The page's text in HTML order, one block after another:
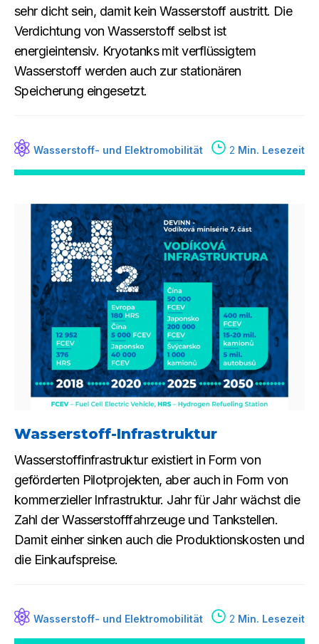
sehr dicht sein, damit kein Wasserstoff austritt. Die
Verdichtung von Wasserstoff selbst ist
energieintensiv. Kryotanks mit verflüssigtem
Wasserstoff werden auch zur stationären
Speicherung eingesetzt.
Wasserstoff- und Elektromobilität 2 Min. Lesezeit
Wasserstoff-Infrastruktur
Wasserstoffinfrastruktur existiert in Form von
geförderten Pilotprojekten, aber auch in Form von
kommerzieller Infrastruktur. Jahr für Jahr wächst die
Zahl der Wasserstofffahrzeuge und Tankstellen.
Damit einher sinken auch die Produktionskosten und
die Einkaufspreise.
Wasserstoff- und Elektromobilität 2 Min. Lesezeit